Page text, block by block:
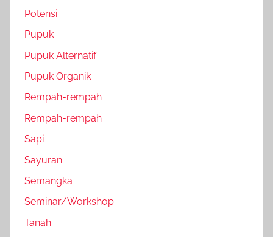
Potensi
Pupuk
Pupuk Alternatif
Pupuk Organik
Rempah-rempah
Rempah-rempah
Sapi
Sayuran
Semangka
Seminar/Workshop
Tanah